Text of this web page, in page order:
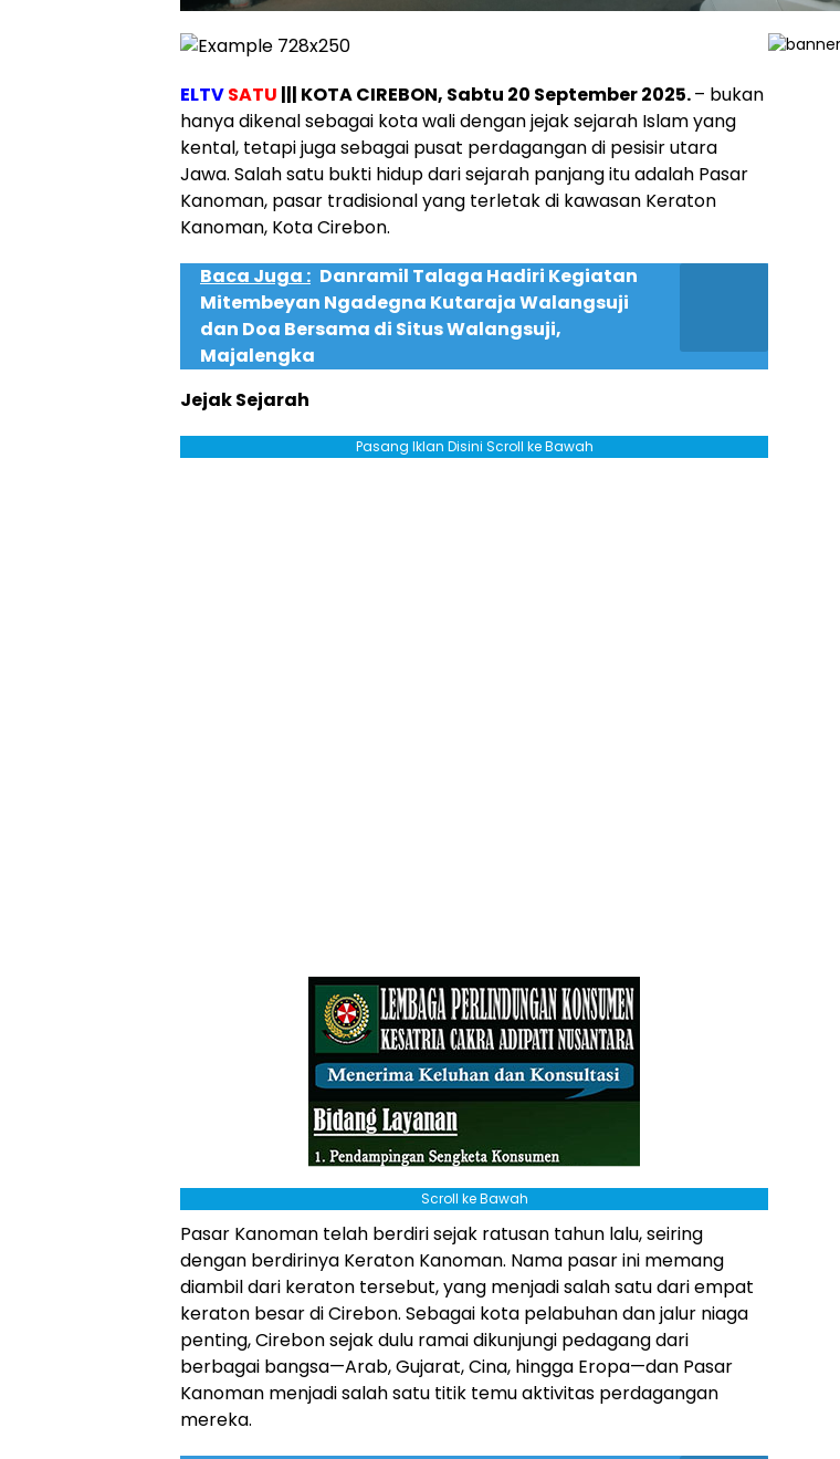
ELTVSATU ||| KOTA CIREBON, Sabtu 20 September 2025.– bukan
hanya dikenal sebagai kota wali dengan jejak sejarah Islam yang
kental, tetapi juga sebagai pusat perdagangan di pesisir utara
Jawa. Salah satu bukti hidup dari sejarah panjang itu adalah Pasar
Kanoman, pasar tradisional yang terletak di kawasan Keraton
Kanoman, Kota Cirebon.
Baca Juga : Danramil Talaga Hadiri Kegiatan
Mitembeyan Ngadegna Kutaraja Walangsuji
dan Doa Bersama di Situs Walangsuji,
Majalengka
Jejak Sejarah
Pasang Iklan Disini Scroll ke Bawah
Scroll ke Bawah
Pasar Kanoman telah berdiri sejak ratusan tahun lalu, seiring
dengan berdirinya Keraton Kanoman. Nama pasar ini memang
diambil dari keraton tersebut, yang menjadi salah satu dari empat
keraton besar di Cirebon. Sebagai kota pelabuhan dan jalur niaga
penting, Cirebon sejak dulu ramai dikunjungi pedagang dari
berbagai bangsa—Arab, Gujarat, Cina, hingga Eropa—dan Pasar
Kanoman menjadi salah satu titik temu aktivitas perdagangan
mereka.